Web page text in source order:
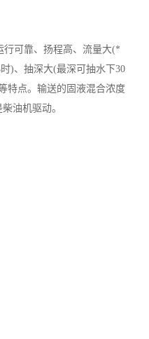
行可靠、扬程高、流量大(*
)、抽深大(最深可抽水下30
特点。输送的固液混合浓度
油机驱动。